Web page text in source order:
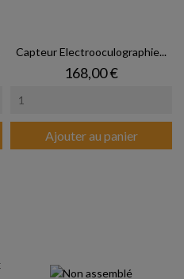
Capteur Electrooculographie...
Prix
168,00 €
Ajouter au panier